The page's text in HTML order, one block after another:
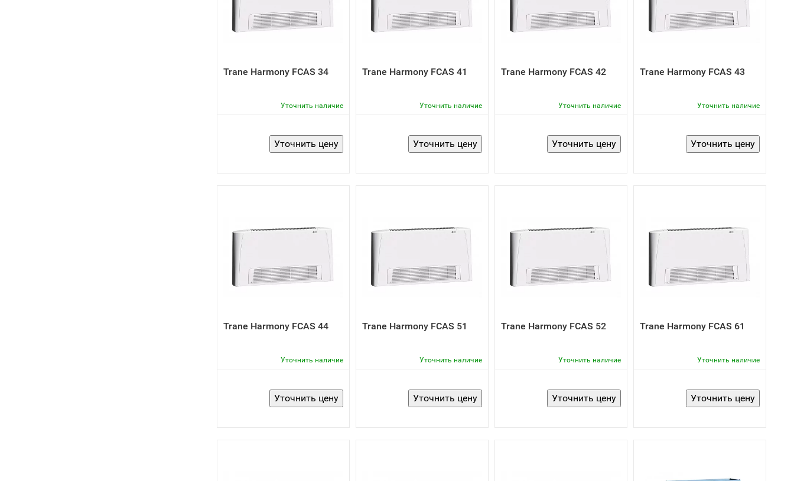
Trane Harmony FCAS 34
Уточнить наличие
Trane Harmony FCAS 41
Уточнить наличие
Trane Harmony FCAS 42
Уточнить наличие
Trane Harmony FCAS 43
Уточнить наличие
Trane Harmony FCAS 44
Уточнить наличие
Trane Harmony FCAS 51
Уточнить наличие
Trane Harmony FCAS 52
Уточнить наличие
Trane Harmony FCAS 61
Уточнить наличие